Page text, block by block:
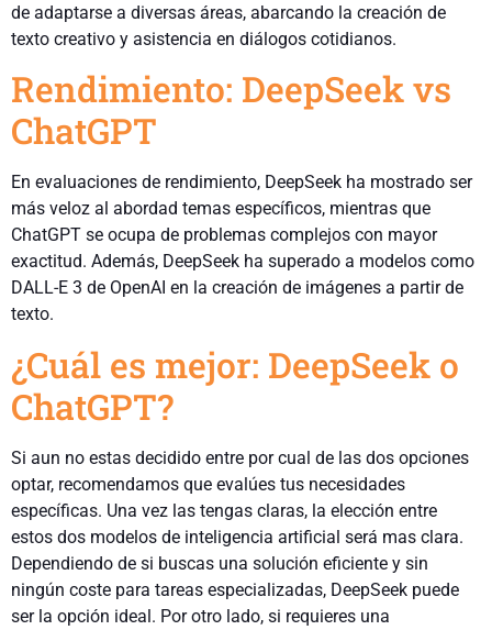
de adaptarse a diversas áreas, abarcando la creación de
texto creativo y asistencia en diálogos cotidianos.
Rendimiento: DeepSeek vs
ChatGPT
En evaluaciones de rendimiento, DeepSeek ha mostrado ser
más veloz al abordad temas específicos, mientras que
ChatGPT se ocupa de problemas complejos con mayor
exactitud. Además, DeepSeek ha superado a modelos como
DALL-E 3 de OpenAI en la creación de imágenes a partir de
texto.
¿Cuál es mejor: DeepSeek o
ChatGPT?
Si aun no estas decidido entre por cual de las dos opciones
optar, recomendamos que evalúes tus necesidades
específicas. Una vez las tengas claras, la elección entre
estos dos modelos de inteligencia artificial será mas clara.
Dependiendo de si buscas una solución eficiente y sin
ningún coste para tareas especializadas, DeepSeek puede
ser la opción ideal. Por otro lado, si requieres una